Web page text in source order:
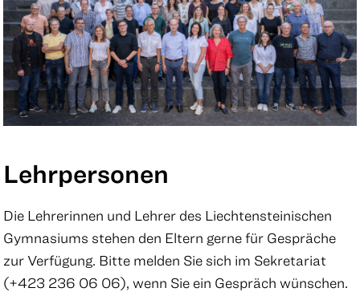
Lehrpersonen
Die Lehrerinnen und Lehrer des Liechtensteinischen
Gymnasiums stehen den Eltern gerne für Gespräche
zur Verfügung. Bitte melden Sie sich im Sekretariat
(+423 236 06 06), wenn Sie ein Gespräch wünschen.